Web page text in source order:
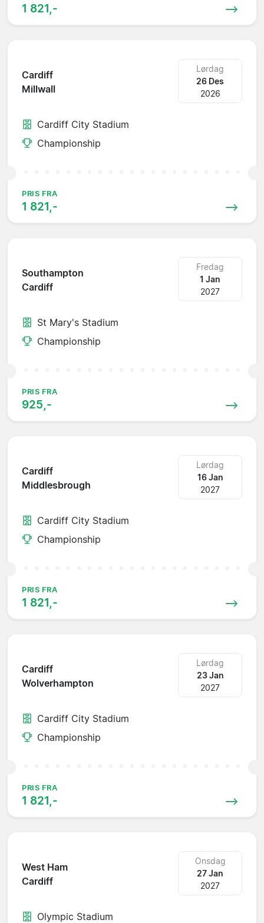
1 821,-
Cardiff
Millwall
Lørdag
26 Des
2026
Cardiff City Stadium
Championship
PRIS FRA
1 821,-
Southampton
Cardiff
Fredag
1 Jan
2027
St Mary's Stadium
Championship
PRIS FRA
925,-
Cardiff
Middlesbrough
Lørdag
16 Jan
2027
Cardiff City Stadium
Championship
PRIS FRA
1 821,-
Cardiff
Wolverhampton
Lørdag
23 Jan
2027
Cardiff City Stadium
Championship
PRIS FRA
1 821,-
West Ham
Cardiff
Onsdag
27 Jan
2027
Olympic Stadium